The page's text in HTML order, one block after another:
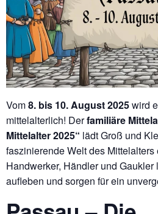
Vom8. bis 10. August 2025wird
mittelalterlich! Derfamiliäre
Mittelalter 2025“ lädt Groß und
faszinierende Welt des Mittelalters
Handwerker, Händler und
aufleben und sorgen für ein